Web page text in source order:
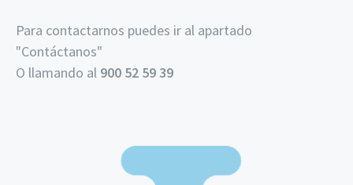
Para contactarnos puedes ir al apartado
"Contáctanos"
O llamando al 900 52 59 39